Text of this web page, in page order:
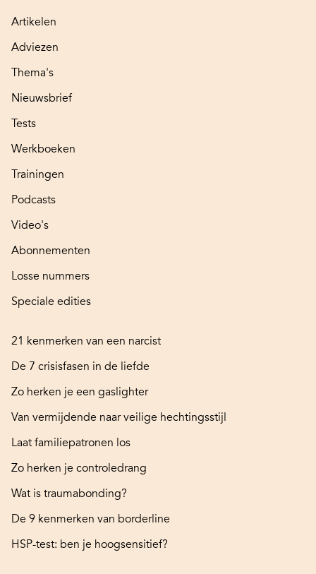
Artikelen
Adviezen
Thema's
Nieuwsbrief
Tests
Werkboeken
Trainingen
Podcasts
Video's
Abonnementen
Losse nummers
Speciale edities
21 kenmerken van een narcist
De 7 crisisfasen in de liefde
Zo herken je een gaslighter
Van vermijdende naar veilige hechtingsstijl
Laat familiepatronen los
Zo herken je controledrang
Wat is traumabonding?
De 9 kenmerken van borderline
HSP-test: ben je hoogsensitief?